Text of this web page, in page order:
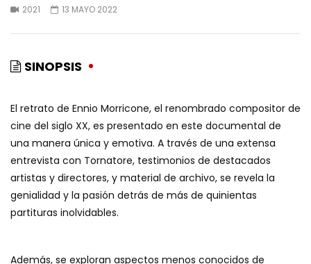
2021 13 MAYO 2022
SINOPSIS
El retrato de Ennio Morricone, el renombrado compositor de
cine del siglo XX, es presentado en este documental de
una manera única y emotiva. A través de una extensa
entrevista con Tornatore, testimonios de destacados
artistas y directores, y material de archivo, se revela la
genialidad y la pasión detrás de más de quinientas
partituras inolvidables.
Además, se exploran aspectos menos conocidos de